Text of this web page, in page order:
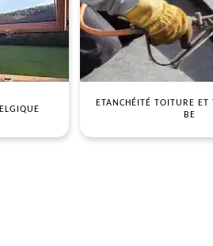
ETANCHÉITÉ TOITURE ET
BE